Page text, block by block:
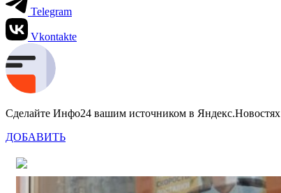
Telegram
Vkontakte
Сделайте Инфо24 вашим источником в Яндекс.Новостях
ДОБАВИТЬ